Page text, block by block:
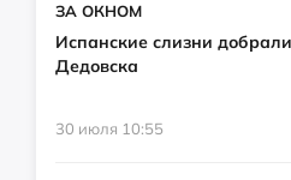
ЗА ОКНОМ
Испанские слизни
Дедовска
30 июля 10:55